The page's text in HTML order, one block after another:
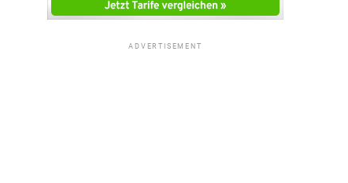
ADVERTISEMENT